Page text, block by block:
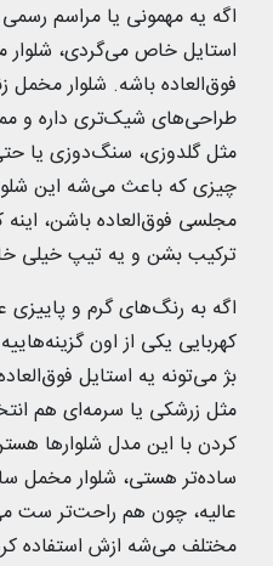
اگه یه مهمونی یا مراسم
استایل خاص می‌گردی، شلوار
فوق‌العاده باشه. شلوار مخمل
طراحی‌های شیک‌تری داره و
مثل گلدوزی، سنگ‌دوزی یا
چیزی که باعث می‌شه این
مجلسی فوق‌العاده باشن،
ترکیب بشن و یه تیپ خیلی
اگه به رنگ‌های گرم و پاییزی
کهربایی یکی از اون
بژ می‌تونه یه استایل
مثل زرشکی یا سرمه‌ای هم
کردن با این مدل شلوارها
ساده‌تر هستی، شلوار مخمل
عالیه، چون هم راحت‌تر ست
مختلف می‌شه ازش استفاده